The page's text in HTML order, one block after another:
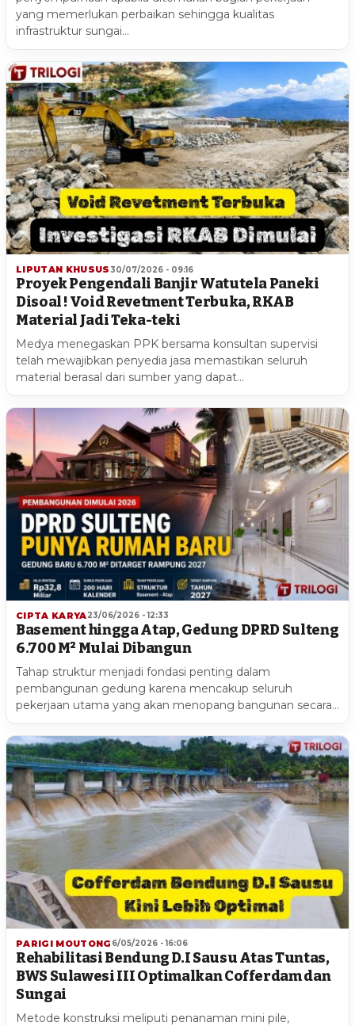
yang memerlukan perbaikan sehingga kualitas
infrastruktur sungai…
LIPUTAN KHUSUS 30/07/2026 - 09:16
Proyek Pengendali Banjir Watutela Paneki
Disoal ! Void Revetment Terbuka, RKAB
Material Jadi Teka-teki
Medya menegaskan PPK bersama konsultan supervisi
telah mewajibkan penyedia jasa memastikan seluruh
material berasal dari sumber yang dapat…
CIPTA KARYA23/06/2026 - 12:33
Basement hingga Atap, Gedung DPRD Sulteng
6.700 M² Mulai Dibangun
Tahap struktur menjadi fondasi penting dalam
pembangunan gedung karena mencakup seluruh
pekerjaan utama yang akan menopang bangunan secara…
PARIGI MOUTONG 6/05/2026 - 16:06
Rehabilitasi Bendung D.I Sausu Atas Tuntas,
BWS Sulawesi III Optimalkan Cofferdam dan
Sungai
Metode konstruksi meliputi penanaman mini pile,